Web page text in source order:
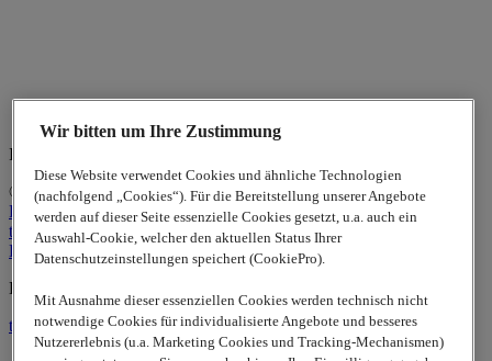
Indian Business Center Stuttgart
© 2026www.lappgroup.comPrivacy
Policy Kontakt Impressum Sitemap|Cookie-Einstellungen
to top
LinkedIn
Lapp Insulator is not affiliated with the Lapp Group
to top
Wir bitten um Ihre Zustimmung
Diese Website verwendet Cookies und ähnliche Technologien
(nachfolgend „Cookies“). Für die Bereitstellung unserer Angebote
werden auf dieser Seite essenzielle Cookies gesetzt, u.a. auch ein
Auswahl-Cookie, welcher den aktuellen Status Ihrer
Datenschutzeinstellungen speichert (CookiePro).
Mit Ausnahme dieser essenziellen Cookies werden technisch nicht
notwendige Cookies für individualisierte Angebote und besseres
Nutzererlebnis (u.a. Marketing Cookies und Tracking-Mechanismen)